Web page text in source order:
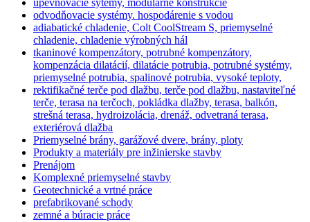
odvodňovacie systémy. hospodárenie s vodou
adiabatické chladenie, Colt CoolStream S, priemyselné
chladenie, chladenie výrobných hál
tkaninové kompenzátory, potrubné kompenzátory,
kompenzácia dilatácií, dilatácie potrubia, potrubné systémy,
priemyselné potrubia, spalinové potrubia, vysoké teploty,
rektifikačné terče pod dlažbu, terče pod dlažbu, nastaviteľné
terče, terasa na terčoch, pokládka dlažby, terasa, balkón,
strešná terasa, hydroizolácia, drenáž, odvetraná terasa,
exteriérová dlažba
Priemyselné brány, garážové dvere, brány, ploty
Produkty a materiály pre inžinierske stavby
Prenájom
Komplexné priemyselné stavby
Geotechnické a vrtné práce
prefabrikované schody
zemné a búracie práce